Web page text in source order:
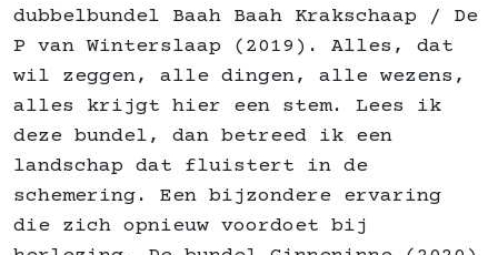
dubbelbundel Baah Baah Krakschaap / De
P van Winterslaap (2019). Alles, dat
wil zeggen, alle dingen, alle wezens,
alles krijgt hier een stem. Lees ik
deze bundel, dan betreed ik een
landschap dat fluistert in de
schemering. Een bijzondere ervaring
die zich opnieuw voordoet bij